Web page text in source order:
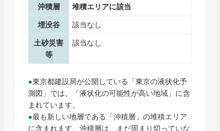
沖積層 堆積エリアに該当
埋没谷 該当なし
土砂災害
等
該当なし
●東京都建設局が公開している「東京の液状化予
測図」では、「液状化の可能性が高い地域」に含
まれています。
●最も新しい地層である「沖積層」の堆積エリア
に含まれます。沖積層は、まだ固まり切っていな